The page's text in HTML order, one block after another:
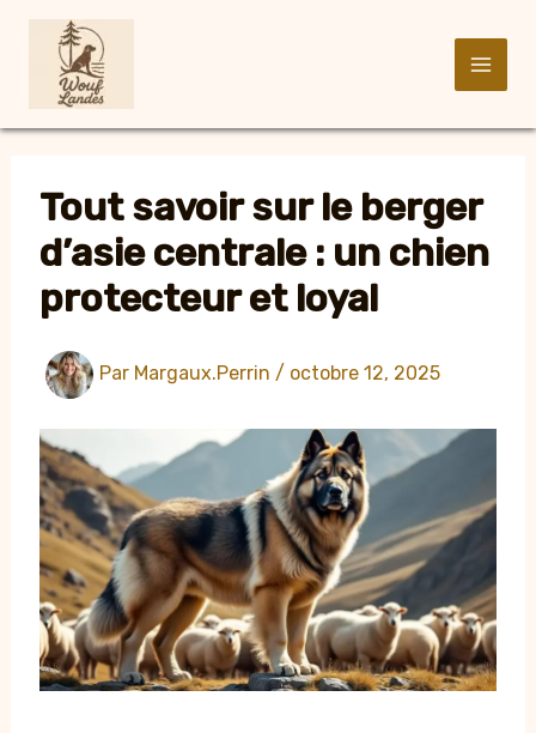
Aller
contenuTout savoir sur le berger
d’asie centrale : un chien
protecteur et loyal
Par Margaux.Perrin / octobre 12, 2025